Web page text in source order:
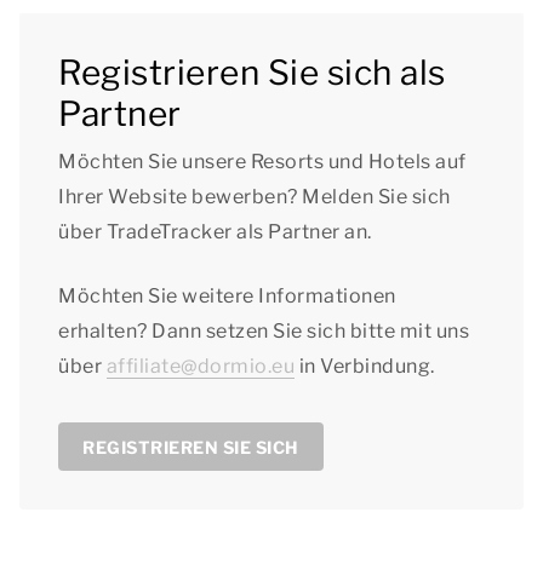
Registrieren Sie sich als
Partner
Möchten Sie unsere Resorts und Hotels auf
Ihrer Website bewerben? Melden Sie sich
über TradeTracker als Partner an.
Möchten Sie weitere Informationen
erhalten? Dann setzen Sie sich bitte mit uns
über affiliate@dormio.eu in Verbindung.
REGISTRIEREN SIE SICH